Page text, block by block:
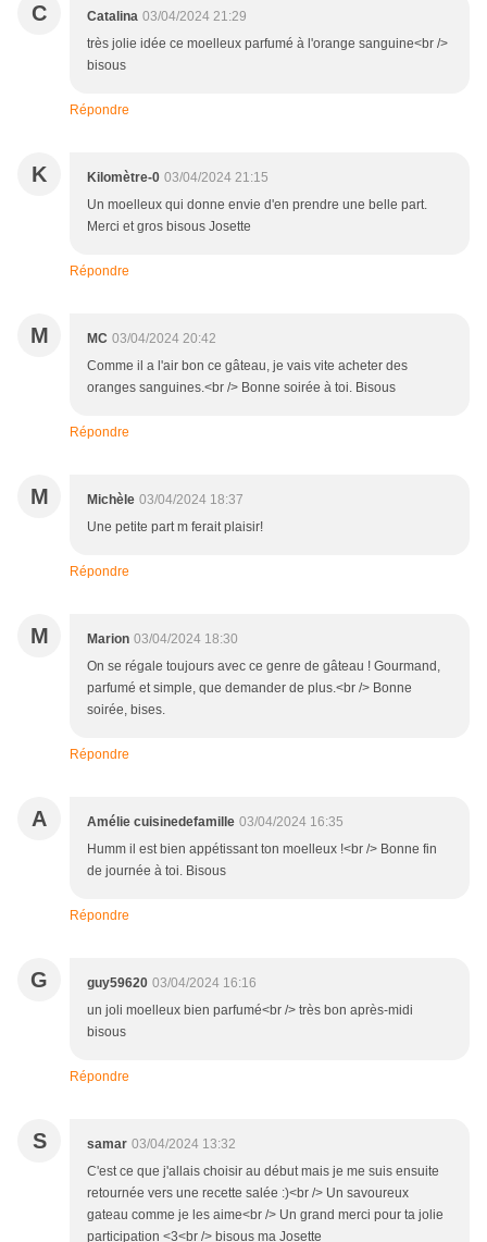
C Catalina 03/04/2024 21:29
très jolie idée ce moelleux parfumé à l'orange sanguine<br />
bisous
Répondre
K Kilomètre-0 03/04/2024 21:15
Un moelleux qui donne envie d'en prendre une belle part.
Merci et gros bisous Josette
Répondre
M MC 03/04/2024 20:42
Comme il a l'air bon ce gâteau, je vais vite acheter des
oranges sanguines.<br /> Bonne soirée à toi. Bisous
Répondre
M Michèle 03/04/2024 18:37
Une petite part m ferait plaisir!
Répondre
M Marion 03/04/2024 18:30
On se régale toujours avec ce genre de gâteau ! Gourmand,
parfumé et simple, que demander de plus.<br /> Bonne
soirée, bises.
Répondre
A Amélie cuisinedefamille 03/04/2024 16:35
Humm il est bien appétissant ton moelleux !<br /> Bonne fin
de journée à toi. Bisous
Répondre
G guy59620 03/04/2024 16:16
un joli moelleux bien parfumé<br /> très bon après-midi
bisous
Répondre
S samar 03/04/2024 13:32
C'est ce que j'allais choisir au début mais je me suis ensuite
retournée vers une recette salée :)<br /> Un savoureux
gateau comme je les aime<br /> Un grand merci pour ta jolie
participation <3<br /> bisous ma Josette